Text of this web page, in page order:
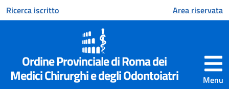
al contenuto principale
Ricerca iscritto Area riservata
Menu
Ordine Provinciale di Roma dei
Medici Chirurghi e degli Odontoiatri